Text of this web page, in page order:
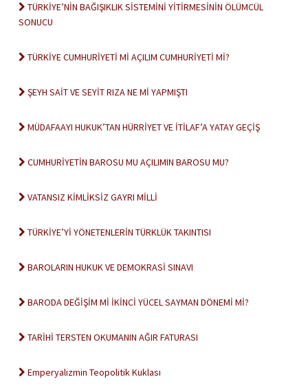
TÜRKİYE’NİN BAĞIŞIKLIK SİSTEMİNİ YİTİRMESİNİN ÖLÜMCÜL
SONUCU
TÜRKİYE CUMHURİYETİ Mİ AÇILIM CUMHURİYETİ Mİ?
ŞEYH SAİT VE SEYİT RIZA NE Mİ YAPMIŞTI
MÜDAFAAYI HUKUK’TAN HÜRRİYET VE İTİLAF’A YATAY GEÇİŞ
CUMHURİYETİN BAROSU MU AÇILIMIN BAROSU MU?
VATANSIZ KİMLİKSİZ GAYRI MİLLİ
TÜRKİYE’Yİ YÖNETENLERİN TÜRKLÜK TAKINTISI
BAROLARIN HUKUK VE DEMOKRASİ SINAVI
BARODA DEĞİŞİM Mİ İKİNCİ YÜCEL SAYMAN DÖNEMİ Mİ?
TARİHİ TERSTEN OKUMANIN AĞIR FATURASI
Emperyalizmin Teopolitik Kuklası